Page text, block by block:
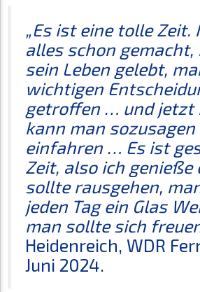
„Es ist eine tolle Zeit.
alles schon
sein Leben gelebt,
wichtigen
getroffen … und jetzt
kann man sozusagen
einfahren … Es ist
Zeit, also ich
sollte rausgehen,
jeden Tag ein Glas
man sollte sich
Heidenreich, WDR
Juni 2024.